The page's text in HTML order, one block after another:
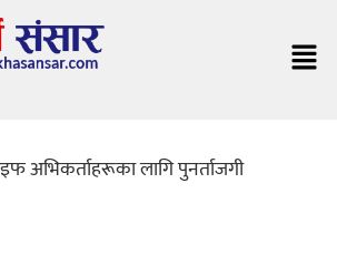
अभिकर्ताहरूका लागि पुनर्ताजगी